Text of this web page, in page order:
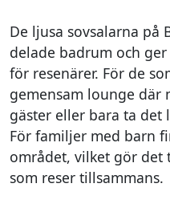
De ljusa sovsalarna på
delade badrum och
för resenärer. För de
gemensam lounge där
gäster eller bara ta
För familjer med barn
området, vilket gör
som reser tillsammans.